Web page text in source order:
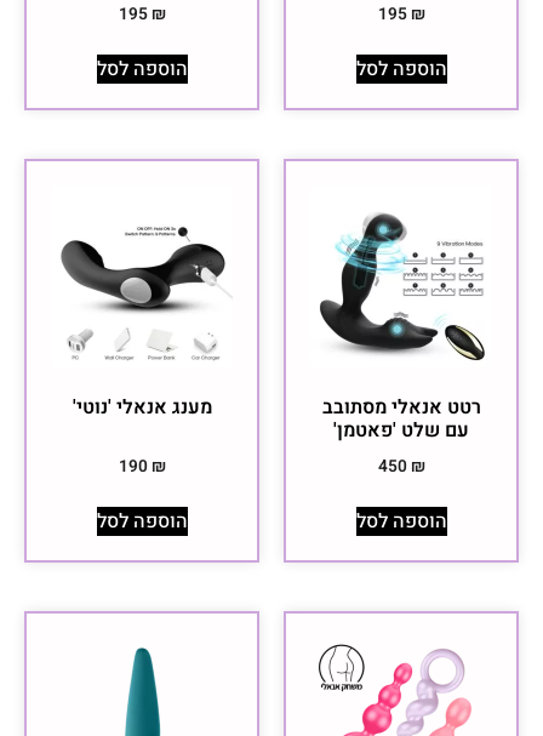
195 ₪
הוספה לסל
195 ₪
הוספה לסל
רטט אנאלי מסתובב
עם שלט 'פאטמן'
450 ₪
הוספה לסל
מענג אנאלי 'נוטי'
190 ₪
הוספה לסל